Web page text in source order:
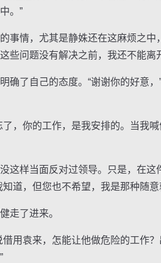
。”
情，尤其是静姝还在这麻烦之中
些问题没有解决之前，我还不能离
了自己的态度。“谢谢你的好意，
你的工作，是我安排的。当我喊
样当面反对过领导。只是，在这
道，但您也不希望，我是那种随意
走了进来。
袁来，怎能让他做危险的工作